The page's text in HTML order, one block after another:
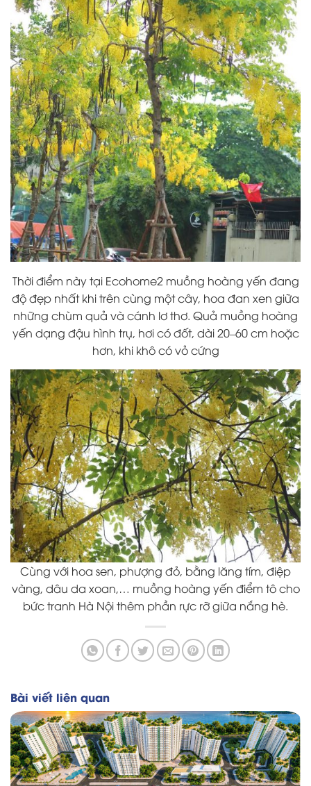
Thời điểm này tại Ecohome2 muồng hoàng yến đang
độ đẹp nhất khi trên cùng một cây, hoa đan xen giữa
những chùm quả và cánh lơ thơ. Quả muồng hoàng
yến dạng đậu hình trụ, hơi có đốt, dài 20–60 cm hoặc
hơn, khi khô có vỏ cứng
Cùng với hoa sen, phượng đỏ, bằng lăng tím, điệp
vàng, dâu da xoan,… muồng hoàng yến điểm tô cho
bức tranh Hà Nội thêm phần rực rỡ giữa nắng hè.
Bài viết liên quan